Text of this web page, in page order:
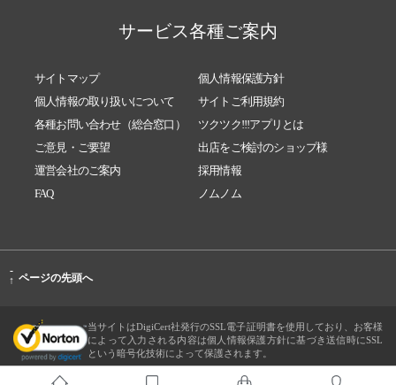
サービス各種ご案内
サイトマップ
個人情報保護方針
個人情報の取り扱いについて
サイトご利用規約
各種お問い合わせ（総合窓口）
ツクツク!!!アプリとは
ご意見・ご要望
出店をご検討のショップ様
運営会社のご案内
採用情報
FAQ
ノムノム
-
↑ ページの先頭へ
当サイトはDigiCert社発行のSSL電子証明書を使用しており、お客様
によって入力される内容は個人情報保護方針に基づき送信時にSSL
という暗号化技術によって保護されます。